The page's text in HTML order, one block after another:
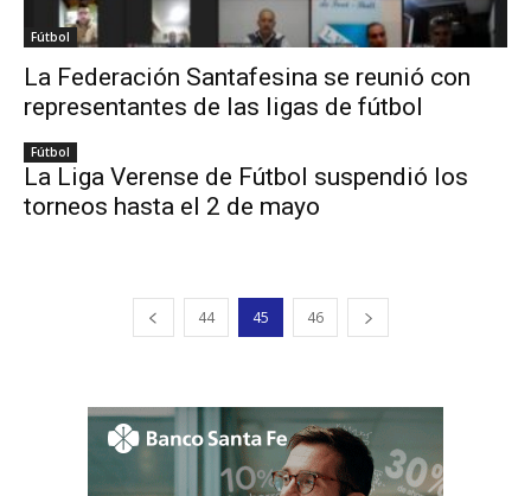
Fútbol
La Federación Santafesina se reunió con
representantes de las ligas de fútbol
Fútbol
La Liga Verense de Fútbol suspendió los
torneos hasta el 2 de mayo
44 45 46